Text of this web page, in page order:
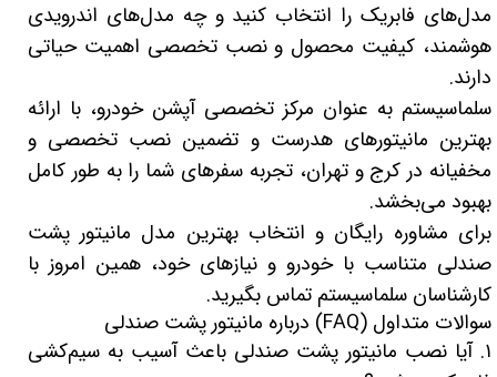
مدل‌های فابریک را انتخاب کنید و چه مدل‌های اندرویدی
هوشمند، کیفیت محصول و نصب تخصصی اهمیت حیاتی
دارند.
سلماسیستم به عنوان مرکز تخصصی آپشن خودرو، با ارائه
بهترین مانیتورهای هدرست و تضمین نصب تخصصی و
مخفیانه در کرج و تهران، تجربه سفرهای شما را به طور کامل
بهبود می‌بخشد.
برای مشاوره رایگان و انتخاب بهترین مدل مانیتور پشت
صندلی متناسب با خودرو و نیازهای خود، همین امروز با
کارشناسان سلماسیستم تماس بگیرید.
سوالات متداول (FAQ) درباره مانیتور پشت صندلی
۱. آیا نصب مانیتور پشت صندلی باعث آسیب به سیم‌کشی